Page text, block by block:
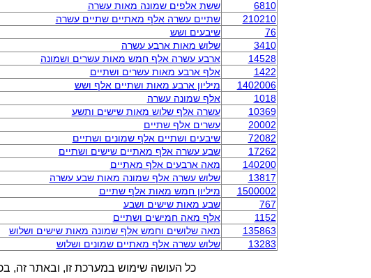
6810
ששת אלפים שמונה מאות עשרה
210210
שתיים עשרה אלף מאתיים שתיים עשרה
76
שיבעים ושש
3410
שלוש מאות ארבע עשרה
14528
ארבע עשרה אלף חמש מאות עשרים ושמונה
1422
אלף ארבע מאות עשרים ושתיים
1402006
מיליון ארבע מאות ושתיים אלף ושש
1018
אלף שמונה עשרה
10369
עשרה אלף שלוש מאות שישים ותשע
20002
עשרים אלף שתיים
72082
שיבעים ושתיים אלף שמונים ושתיים
17262
שבע עשרה אלף מאתיים שישים ושתיים
140200
מאה ארבעים אלף מאתיים
13817
שלוש עשרה אלף שמונה מאות שבע עשרה
1500002
מיליון חמש מאות אלף שתיים
767
שבע מאות שישים ושבע
1152
אלף מאה חמישים ושתיים
135863
מאה שלושים וחמש אלף שמונה מאות שישים ושלוש
13283
שלוש עשרה אלף מאתיים שמונים ושלוש
כל העושה שימוש במערכת זו, ובאתר זה,